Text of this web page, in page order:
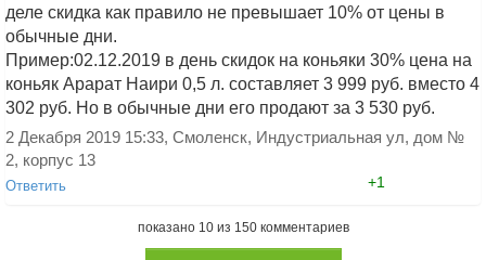
деле скидка как правило не превышает 10% от цены в
обычные дни.
Пример:02.12.2019 в день скидок на коньяки 30% цена на
коньяк Арарат Наири 0,5 л. составляет 3 999 руб. вместо 4
302 руб. Но в обычные дни его продают за 3 530 руб.
2 Декабря 2019 15:33, Смоленск, Индустриальная ул, дом №
2, корпус 13
Ответить +1
показано 10из 150комментариев